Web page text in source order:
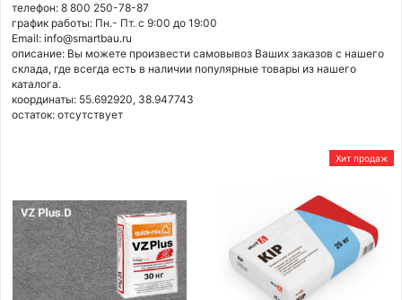
телефон: 8 800 250-78-87
график работы: Пн.- Пт. с 9:00 до 19:00
Email: info@smartbau.ru
описание: Вы можете произвести самовывоз Ваших заказов с нашего
склада, где всегда есть в наличии популярные товары из нашего
каталога.
координаты: 55.692920, 38.947743
остаток: отсутствует
Хит продаж